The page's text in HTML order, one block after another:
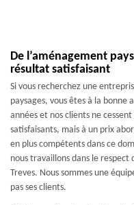
De l’aménagement
résultat satisfaisant
Si vous recherchez une
paysages, vous êtes à la bonne
années et nos clients ne
satisfaisants, mais à un prix
en plus compétents dans ce
nous travaillons dans le
Treves. Nous sommes une
pas ses clients.